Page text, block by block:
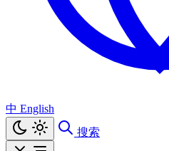
中 English
搜索